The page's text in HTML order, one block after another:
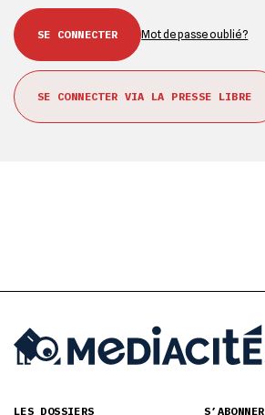
Mot de passe oublié ?
SE CONNECTER VIA LA PRESSE LIBRE
LES DOSSIERS S’ABONNER